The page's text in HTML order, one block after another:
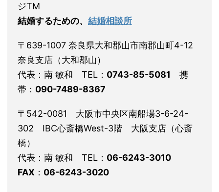
ジTM
結婚するための、 結婚相談所
〒639-1007 奈良県大和郡山市南郡山町4-12
奈良支店（大和郡山）
代表：南 敏和 TEL： 0743-85-5081 携
帯： 090-7489-8367
〒542-0081 大阪市中央区南船場3-6-24-
302 IBC心斎橋West-3階 大阪支店（心斎
橋）
代表：南 敏和 TEL： 06-6243-3010
FAX ： 06-6243-3020